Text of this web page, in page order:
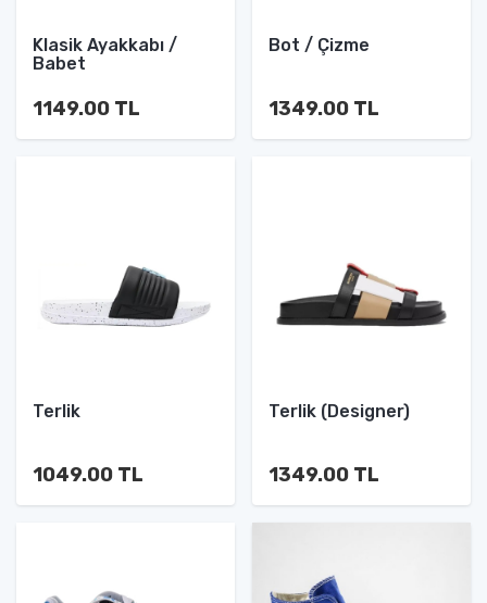
Klasik Ayakkabı /
Babet
1149.00 TL
Bot / Çizme
1349.00 TL
Terlik
1049.00 TL
Terlik (Designer)
1349.00 TL